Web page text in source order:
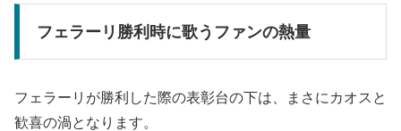
フェラーリ勝利時に歌うファンの熱量
フェラーリが勝利した際の表彰台の下は、まさにカオスと
歓喜の渦となります。